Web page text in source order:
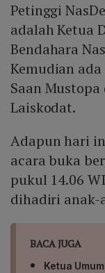
maupun pileg,
pihak yang
Petinggi
adalah Ketua
Bendahara
Kemudian ada
Saan
Laiskodat.
Adapun hari
acara buka
pukul 14.06
dihadiri anak-
BACA JUGA
Ketua